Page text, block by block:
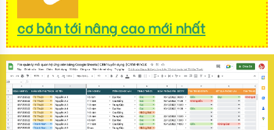
cơ bản tới nâng cao mới nhất